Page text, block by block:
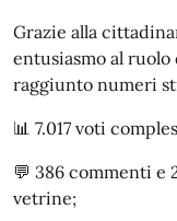
Grazie alla
entusiasmo al ruolo
raggiunto numeri
📊 7.017 voti
💬 386 commenti e
vetrine;